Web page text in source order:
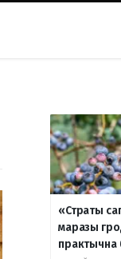
«Страты
маразы
практычна